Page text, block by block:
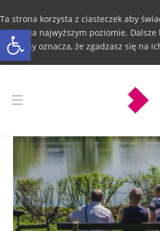
Otwórz pasek narzędzi
Ta strona korzysta z ciasteczek aby
usługi na najwyższym poziomie. Dalsze
ze strony oznacza, że zgadzasz się na